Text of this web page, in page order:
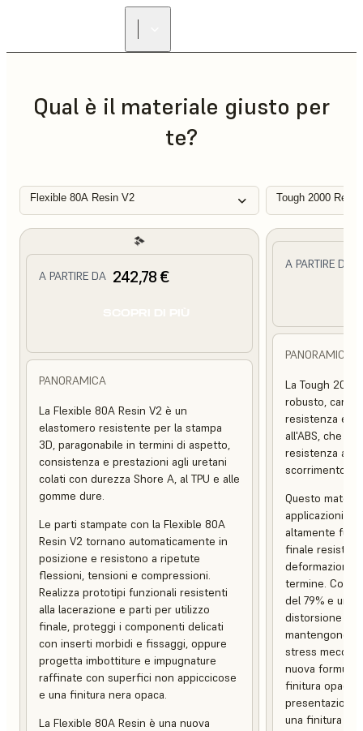
Qual è il materiale giusto per
te?
Flexible 80A Resin V2 Tough 2000
A PARTIRE DA 242,78 €
PANORAMICA
La Flexible 80A Resin V2 è un
elastomero resistente per la stampa
3D, paragonabile in termini di aspetto,
consistenza e prestazioni agli uretani
colati con durezza Shore A, al TPU e alle
gomme dure.
Le parti stampate con la Flexible 80A
Resin V2 tornano automaticamente in
posizione e resistono a ripetute
flessioni, tensioni e compressioni.
Realizza prototipi funzionali resistenti
alla lacerazione e parti per utilizzo
finale, proteggi i componenti delicati
con inserti morbidi e fissaggi, oppure
progetta imbottiture e impugnature
raffinate con superfici non appiccicose
e una finitura nera opaca.
La Flexible 80A Resin è una nuova
A PARTIRE DA
PANORAMICA
La Tough
robusto,
resistenza e
all'ABS, che
resistenza alle
scorrimento.
Questo
applicazioni
altamente
finale
deformazione
termine. Con
del 79% e una
distorsione
mantengono
stress
nuova
finitura opaca,
presentazione
una finitura